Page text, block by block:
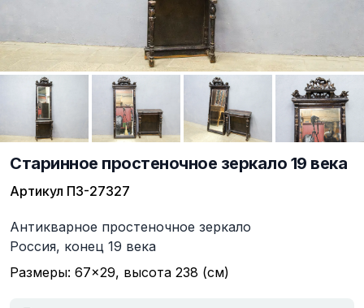
Старинное простеночное зеркало 19 века
Артикул ПЗ-27327
Описание
Антикварное простеночное зеркало
Россия, конец 19 века
Размеры: 67×29, высота 238 (см)